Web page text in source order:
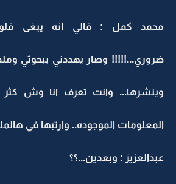
محمد كمل : قالي انه يبغى
ضروري...!!!!! وصار يهددني ببحوثي
وينشرها... وانت تعرف انا وش
المعلومات الموجوده.. وارتبها في
عبدالعزيز : وبعدين...؟؟